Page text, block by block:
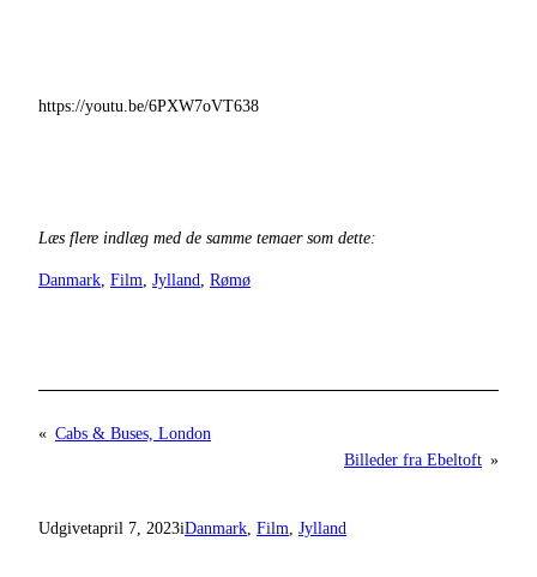
https://youtu.be/6PXW7oVT638
Læs flere indlæg med de samme temaer som dette:
Danmark, Film, Jylland, Rømø
« Cabs & Buses, London
Billeder fra Ebeltoft »
Udgivetapril 7, 2023iDanmark Film Jylland